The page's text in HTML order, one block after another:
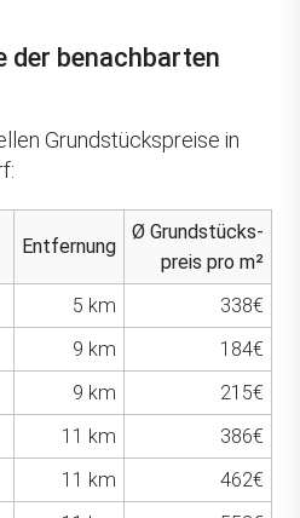
der benachbarten
Grundstückspreise in
Entfernung
Ø Grundstücks-
preis pro m²
5 km
338€
9 km
184€
9 km
215€
11 km
386€
11 km
462€